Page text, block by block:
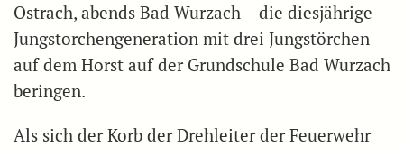
Ostrach, abends Bad Wurzach – die diesjährige
Jungstorchengeneration mit drei Jungstörchen
auf dem Horst auf der Grundschule Bad Wurzach
beringen.
Als sich der Korb der Drehleiter der Feuerwehr